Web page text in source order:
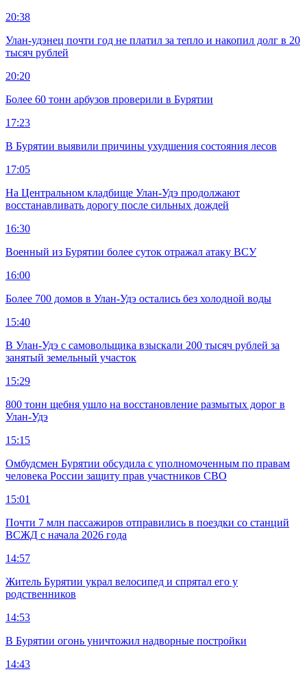
20:38
Улан-удэнец почти год не платил за тепло и накопил долг в 20
тысяч рублей
20:20
Более 60 тонн арбузов проверили в Бурятии
17:23
В Бурятии выявили причины ухудшения состояния лесов
17:05
На Центральном кладбище Улан-Удэ продолжают
восстанавливать дорогу после сильных дождей
16:30
Военный из Бурятии более суток отражал атаку ВСУ
16:00
Более 700 домов в Улан-Удэ остались без холодной воды
15:40
В Улан-Удэ с самовольщика взыскали 200 тысяч рублей за
занятый земельный участок
15:29
800 тонн щебня ушло на восстановление размытых дорог в
Улан-Удэ
15:15
Омбудсмен Бурятии обсудила с уполномоченным по правам
человека России защиту прав участников СВО
15:01
Почти 7 млн пассажиров отправились в поездки со станций
ВСЖД с начала 2026 года
14:57
Житель Бурятии украл велосипед и спрятал его у
родственников
14:53
В Бурятии огонь уничтожил надворные постройки
14:43